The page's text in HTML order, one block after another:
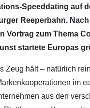
Speeddating auf
Reeperbahn.
Vortrag zum Thema
startete Europas
Zeug hält – natürlich
im
aus den